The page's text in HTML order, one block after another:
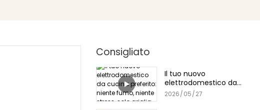
Consigliato
Il tuo nuovo
elettrodomestico da
cucina preferito: niente
2026 05 27